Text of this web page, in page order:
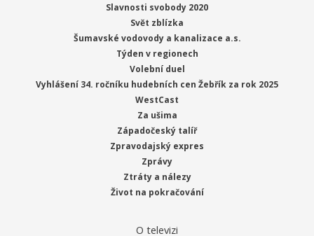
Slavnosti svobody 2020
Svět zblízka
Šumavské vodovody a kanalizace a.s.
Týden v regionech
Volební duel
Vyhlášení 34. ročníku hudebních cen Žebřík za rok 2025
WestCast
Za ušima
Západočeský talíř
Zpravodajský expres
Zprávy
Ztráty a nálezy
Život na pokračování
O televizi